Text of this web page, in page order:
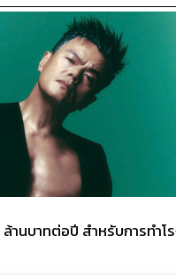
านบาทต่อปี สำหรับการทำโ